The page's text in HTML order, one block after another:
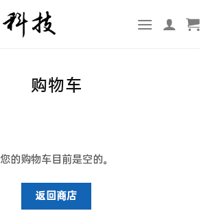
购物车
您的购物车目前是空的。
返回商店